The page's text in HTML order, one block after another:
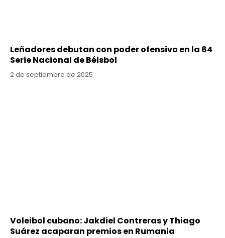
Leñadores debutan con poder ofensivo en la 64
Serie Nacional de Béisbol
2 de septiembre de 2025
Voleibol cubano: Jakdiel Contreras y Thiago
Suárez acaparan premios en Rumania